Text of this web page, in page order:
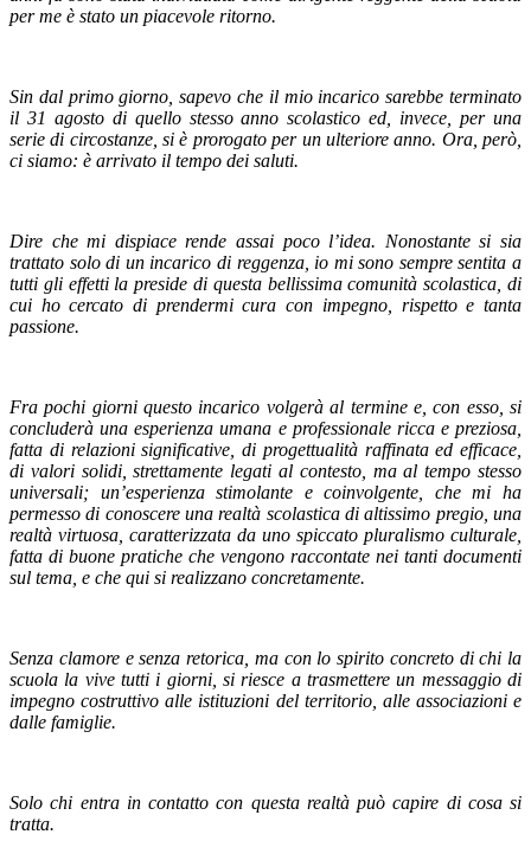
per me è stato un piacevole ritorno.
Sin dal primo giorno, sapevo che il mio incarico sarebbe terminato
il 31 agosto di quello stesso anno scolastico ed, invece, per una
serie di circostanze, si è prorogato per un ulteriore anno. Ora, però,
ci siamo: è arrivato il tempo dei saluti.
Dire che mi dispiace rende assai poco l’idea. Nonostante si sia
trattato solo di un incarico di reggenza, io mi sono sempre sentita a
tutti gli effetti la preside di questa bellissima comunità scolastica, di
cui ho cercato di prendermi cura con impegno, rispetto e tanta
passione.
Fra pochi giorni questo incarico volgerà al termine e, con esso, si
concluderà una esperienza umana e professionale ricca e preziosa,
fatta di relazioni significative, di progettualità raffinata ed efficace,
di valori solidi, strettamente legati al contesto, ma al tempo stesso
universali; un’esperienza stimolante e coinvolgente, che mi ha
permesso di conoscere una realtà scolastica di altissimo pregio, una
realtà virtuosa, caratterizzata da uno spiccato pluralismo culturale,
fatta di buone pratiche che vengono raccontate nei tanti documenti
sul tema, e che qui si realizzano concretamente.
Senza clamore e senza retorica, ma con lo spirito concreto di chi la
scuola la vive tutti i giorni, si riesce a trasmettere un messaggio di
impegno costruttivo alle istituzioni del territorio, alle associazioni e
dalle famiglie.
Solo chi entra in contatto con questa realtà può capire di cosa si
tratta.